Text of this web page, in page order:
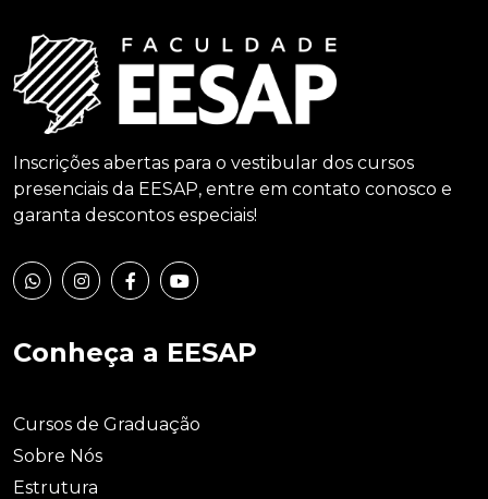
Inscrições abertas para o vestibular dos cursos
presenciais da EESAP, entre em contato conosco e
garanta descontos especiais!
Conheça a EESAP
Cursos de Graduação
Sobre Nós
Estrutura